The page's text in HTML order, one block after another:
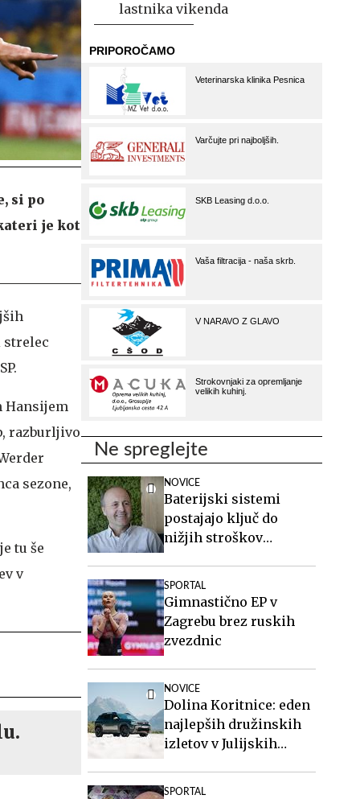
si po
je kot
strelec
Hansijem
razburljivo
sezone,
tu še
v
lastnika vikenda
Ne spreglejte
NOVICE
Baterijski sistemi
postajajo ključ do
nižjih stroškov
SPORTAL
Gimnastično EP v
Zagrebu brez ruskih
zvezdnic
NOVICE
Dolina Koritnice: eden
najlepših družinskih
izletov v Julijskih
SPORTAL